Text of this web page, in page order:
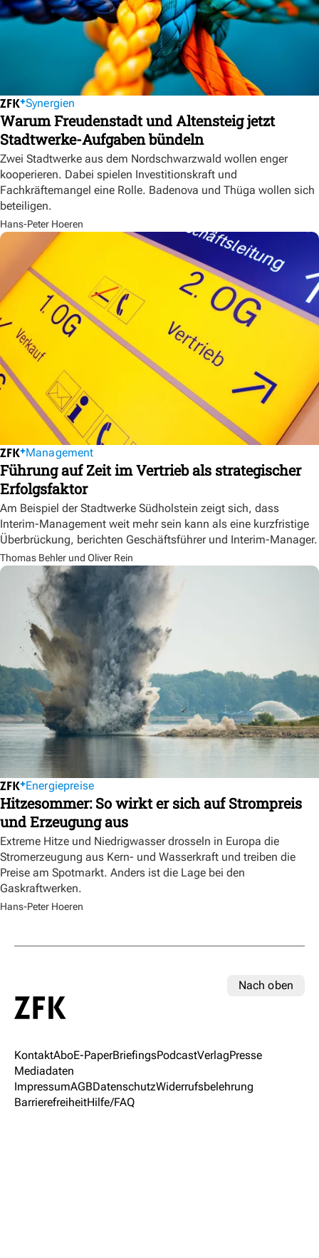
Synergien
Warum Freudenstadt und Altensteig jetzt
Stadtwerke-Aufgaben bündeln
Zwei Stadtwerke aus dem Nordschwarzwald wollen enger
kooperieren. Dabei spielen Investitionskraft und
Fachkräftemangel eine Rolle. Badenova und Thüga wollen sich
beteiligen.
Hans-Peter Hoeren
Management
Führung auf Zeit im Vertrieb als strategischer
Erfolgsfaktor
Am Beispiel der Stadtwerke Südholstein zeigt sich, dass
Interim-Management weit mehr sein kann als eine kurzfristige
Überbrückung, berichten Geschäftsführer und Interim-Manager.
Thomas Behler und Oliver Rein
Energiepreise
Hitzesommer: So wirkt er sich auf Strompreis
und Erzeugung aus
Extreme Hitze und Niedrigwasser drosseln in Europa die
Stromerzeugung aus Kern- und Wasserkraft und treiben die
Preise am Spotmarkt. Anders ist die Lage bei den
Gaskraftwerken.
Hans-Peter Hoeren
Nach oben
KontaktAboE-PaperBriefingsPodcastVerlagPresse
Mediadaten
ImpressumAGBDatenschutzWiderrufsbelehrung
BarrierefreiheitHilfe/FAQ